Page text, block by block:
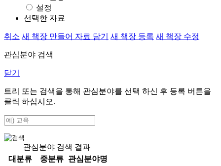
설정
선택한 자료
취소 새 책장 만들어 자료 담기 새 책장 등록 새 책장 수정
관심분야 검색
닫기
트리 또는 검색을 통해 관심분야를 선택 하신 후 등록 버튼을
클릭 하십시오.
관심분야 검색 결과
대분류
중분류
관심분야명